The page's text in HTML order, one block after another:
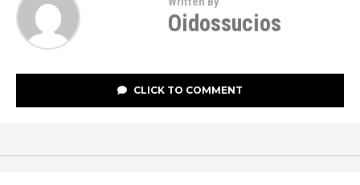
Oidossucios
CLICK TO COMMENT